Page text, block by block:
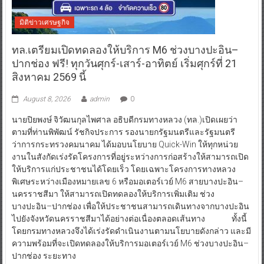
มิติข่าวเศรษฐกิจ
ทล.เตรียมเปิดทดลองให้บริการ M6 ช่วงบางปะอิน–
ปากช่อง ฟรี! ทุกวันศุกร์-เสาร์-อาทิตย์ เริ่มศุกร์ที่ 21
สิงหาคม 2569 นี้
August 8, 2026 admin 0
นายปิยพงษ์ จิวัฒนกุลไพศาล อธิบดีกรมทางหลวง (ทล.)เปิดเผยว่า
ตามที่ท่านพิพัฒน์ รัชกิจประการ รองนายกรัฐมนตรีและรัฐมนตรี
ว่าการกระทรวงคมนาคม ได้มอบนโยบาย Quick-Win ให้ทุกหน่วย
งานในสังกัดเร่งรัดโครงการที่อยู่ระหว่างการก่อสร้างให้สามารถเปิด
ให้บริการแก่ประชาชนได้โดยเร็ว โดยเฉพาะโครงการทางหลวง
พิเศษระหว่างเมืองหมายเลข 6 หรือมอเตอร์เวย์ M6 สายบางปะอิน–
นครราชสีมา ให้สามารถเปิดทดลองให้บริการเพิ่มเติม ช่วง
บางปะอิน–ปากช่อง เพื่อให้ประชาชนสามารถเดินทางจากบางปะอิน
ไปยังจังหวัดนครราชสีมาได้อย่างต่อเนื่องตลอดเส้นทาง ทั้งนี้
โดยกรมทางหลวงจึงได้เร่งรัดดำเนินงานตามนโยบายดังกล่าว และมี
ความพร้อมที่จะเปิดทดลองให้บริการมอเตอร์เวย์ M6 ช่วงบางปะอิน–
ปากช่อง ระยะทาง